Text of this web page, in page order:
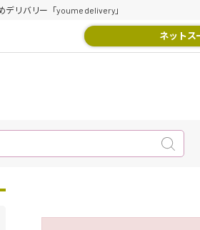
デリバリー「youme delivery」
ネットス